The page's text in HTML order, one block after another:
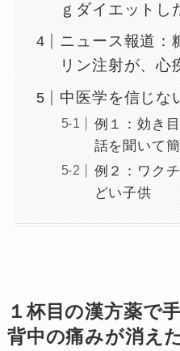
ｇダイエットし
ニュース報道：
リン注射が、心
中医学を信じな
例１：効き
話を聞いて
例２：ワク
どい子供
１杯目の漢方薬で
背中の痛みが消え